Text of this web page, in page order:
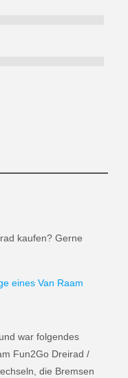
kaufen? Gerne
eines Van Raam
war folgendes
Fun2Go Dreirad /
die Bremsen